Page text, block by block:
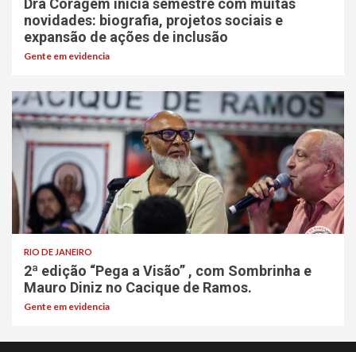
Dra Coragem inicia semestre com muitas
novidades: biografia, projetos sociais e
expansão de ações de inclusão
Gente em evidencia
RIO DE JANEIRO
2ª edição “Pega a Visão” , com Sombrinha e
Mauro Diniz no Cacique de Ramos.
Gente em evidencia